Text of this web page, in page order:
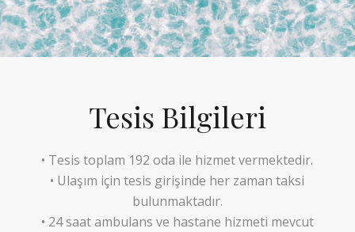
Tesis Bilgileri
• Tesis toplam 192 oda ile hizmet vermektedir.
• Ulaşım için tesis girişinde her zaman taksi
bulunmaktadır.
• 24 saat ambulans ve hastane hizmeti mevcut